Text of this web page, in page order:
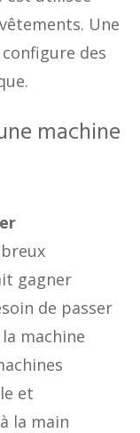
Une
configure des
machine
gagner
de passer
machine
et
la main